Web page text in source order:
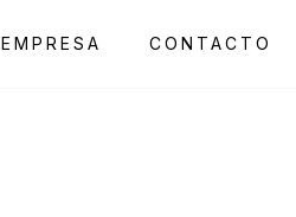
EMPRESA CONTACTO